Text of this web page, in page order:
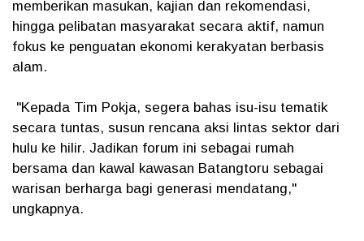
memberikan masukan, kajian dan rekomendasi,
hingga pelibatan masyarakat secara aktif, namun
fokus ke penguatan ekonomi kerakyatan berbasis
alam.
"Kepada Tim Pokja, segera bahas isu-isu tematik
secara tuntas, susun rencana aksi lintas sektor dari
hulu ke hilir. Jadikan forum ini sebagai rumah
bersama dan kawal kawasan Batangtoru sebagai
warisan berharga bagi generasi mendatang,"
ungkapnya.